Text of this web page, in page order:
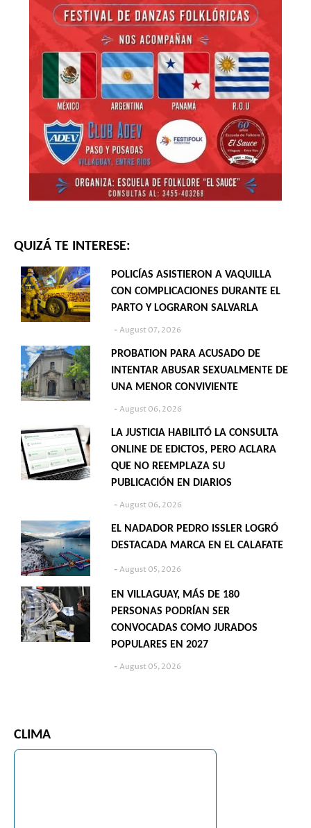
QUIZÁ TE INTERESE:
POLICÍAS ASISTIERON A VAQUILLA
CON COMPLICACIONES DURANTE EL
PARTO Y LOGRARON SALVARLA
August 07, 2026
PROBATION PARA ACUSADO DE
INTENTAR ABUSAR SEXUALMENTE DE
UNA MENOR CONVIVIENTE
August 06, 2026
LA JUSTICIA HABILITÓ LA CONSULTA
ONLINE DE EDICTOS, PERO ACLARA
QUE NO REEMPLAZA SU
PUBLICACIÓN EN DIARIOS
August 06, 2026
EL NADADOR PEDRO ISSLER LOGRÓ
DESTACADA MARCA EN EL CALAFATE
August 05, 2026
EN VILLAGUAY, MÁS DE 180
PERSONAS PODRÍAN SER
CONVOCADAS COMO JURADOS
POPULARES EN 2027
August 05, 2026
CLIMA